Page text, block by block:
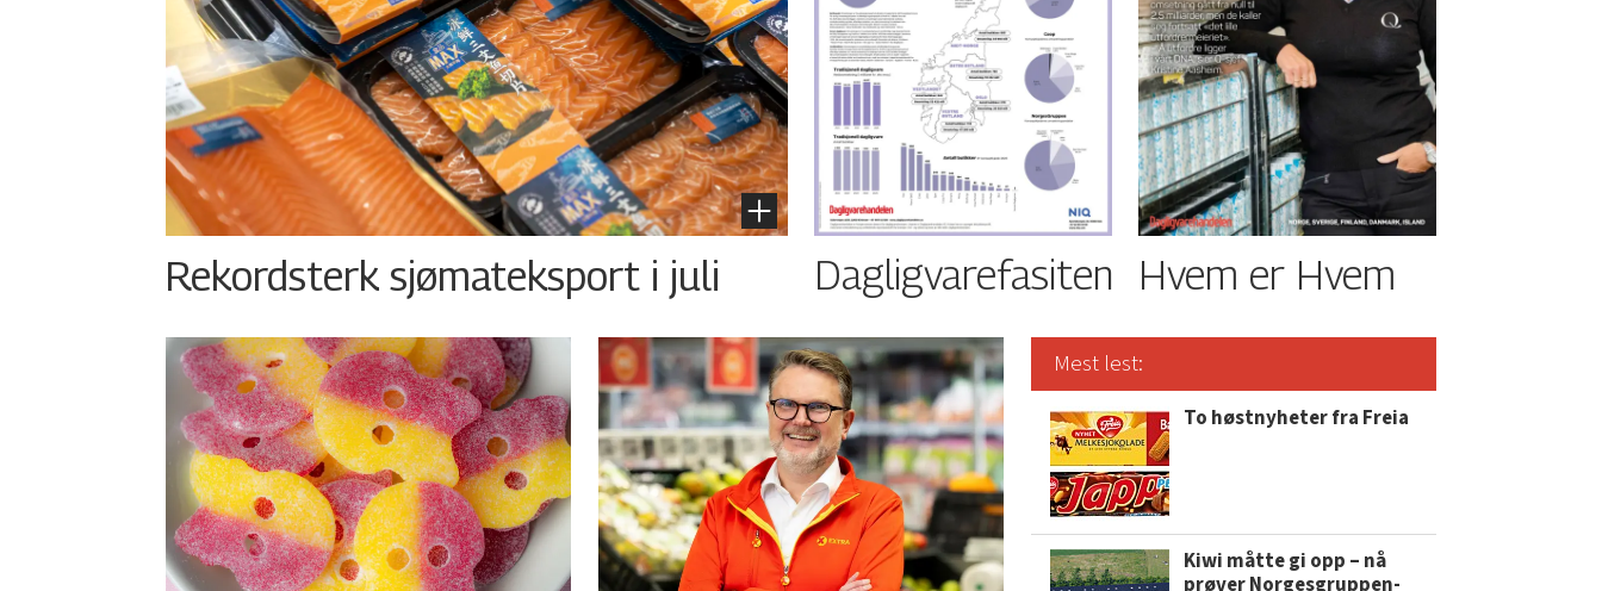
Rekordsterk sjømateksport i juli Dagligvarefasiten Hvem er Hvem
Mest lest:
To høstnyheter fra Freia
Kiwi måtte gi opp – nå